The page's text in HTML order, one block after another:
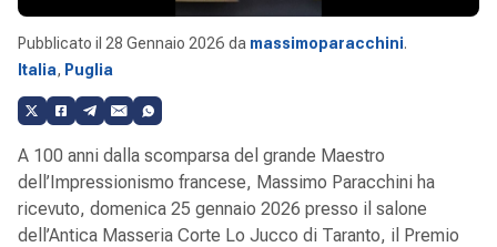
Pubblicato il 28 Gennaio 2026 da massimoparacchini.
Italia, Puglia
A 100 anni dalla scomparsa del grande Maestro
dell’Impressionismo francese, Massimo Paracchini ha
ricevuto, domenica 25 gennaio 2026 presso il salone
dell’Antica Masseria Corte Lo Jucco di Taranto, il Premio